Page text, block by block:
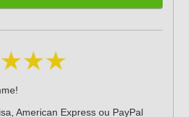
American Express ou PayPal